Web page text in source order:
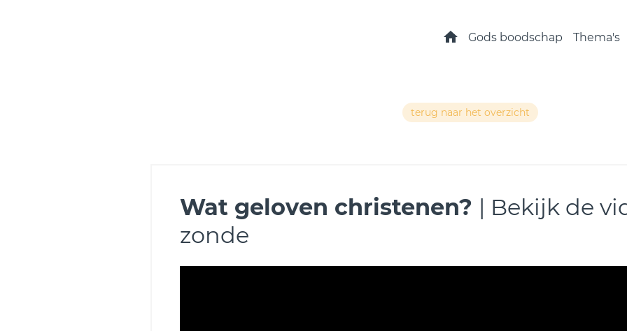
HomeGods boodschap Thema's
terug naar het overzicht
Wat geloven christenen? | Bekijk de
zonde